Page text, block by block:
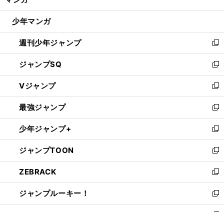
ウ
開
く
少年マンガ
週刊少年ジャンプ
新
し
い
ウ
ィ
ン
ド
ウ
で
開
く
ジャンプSQ
新
し
い
ウ
ィ
ン
ド
ウ
で
開
く
Vジャンプ
新
し
い
ウ
ィ
ン
ド
ウ
で
開
く
最強ジャンプ
新
し
い
ウ
ィ
ン
ド
ウ
で
開
少年ジャンプ+
新
し
い
ウ
ィ
ン
ド
ウ
ジャンプTOON
新
し
い
ウ
ィ
ン
ZEBRACK
新
し
い
ウ
ジャンプルーキー！
新
し